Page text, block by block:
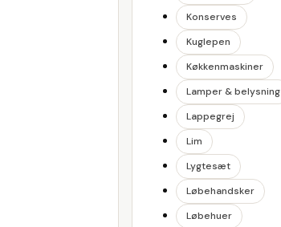
Konserves
Kuglepen
Køkkenmaskiner
Lamper & belysning
Lappegrej
Lim
Lygtesæt
Løbehandsker
Løbehuer